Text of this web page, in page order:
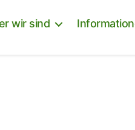
wir sind